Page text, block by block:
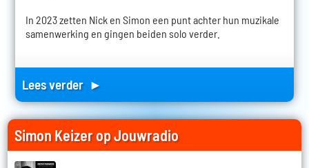
In 2023 zetten Nick en Simon een punt achter hun muzikale
samenwerking en gingen beiden solo verder.
Lees verder ►
Simon Keizer op Jouwradio